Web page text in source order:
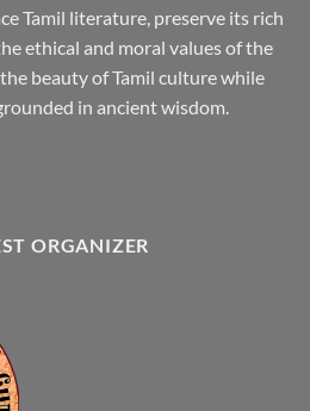
Tamil literature, preserve its rich
ethical and moral values of the
beauty of Tamil culture while
in ancient wisdom.
ORGANIZER